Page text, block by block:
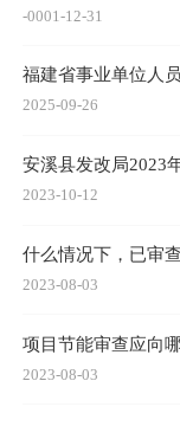
-0001-12-31
福建省事业单位人
2025-09-26
安溪县发改局2023
2023-10-12
什么情况下，已审
2023-08-03
项目节能审查应向
2023-08-03